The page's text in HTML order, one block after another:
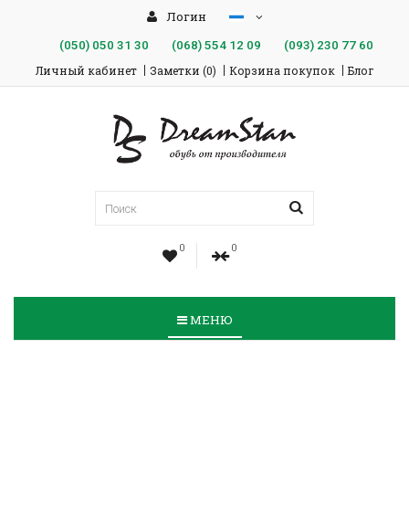
Логин
(050)050 31 30 (068)554 12 09 (093)230 77 60
Личный кабинет Заметки (0) Корзина покупок Блог
0 0
МЕНЮ